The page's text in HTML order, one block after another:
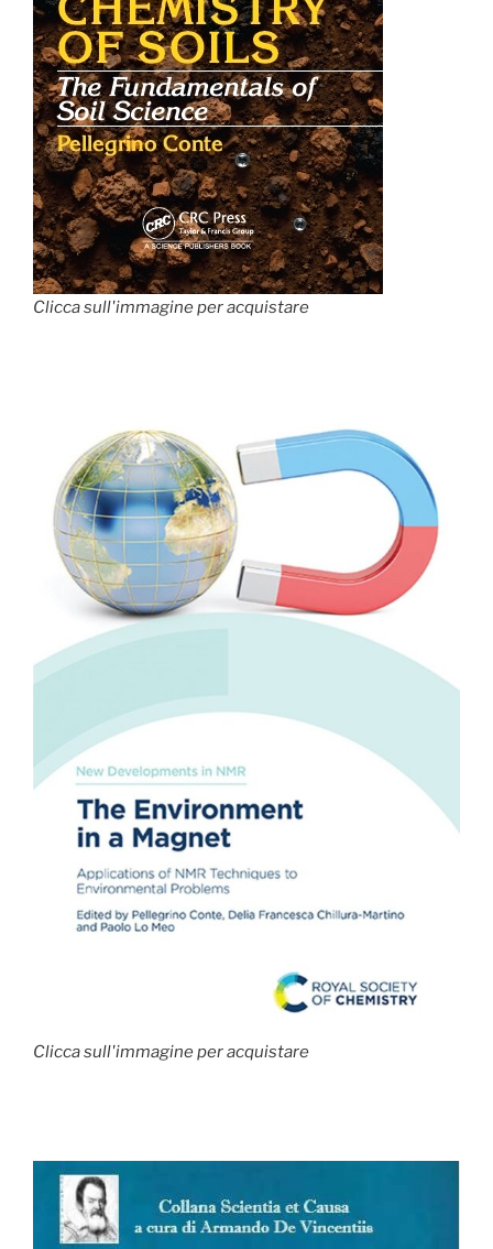
Clicca sull'immagine per acquistare
Clicca sull'immagine per acquistare